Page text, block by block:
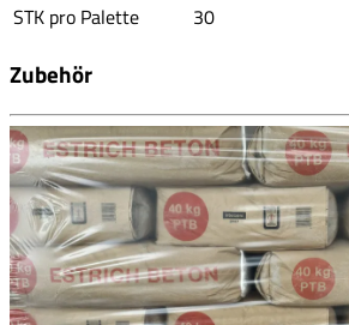
STK pro Palette
30
Zubehör